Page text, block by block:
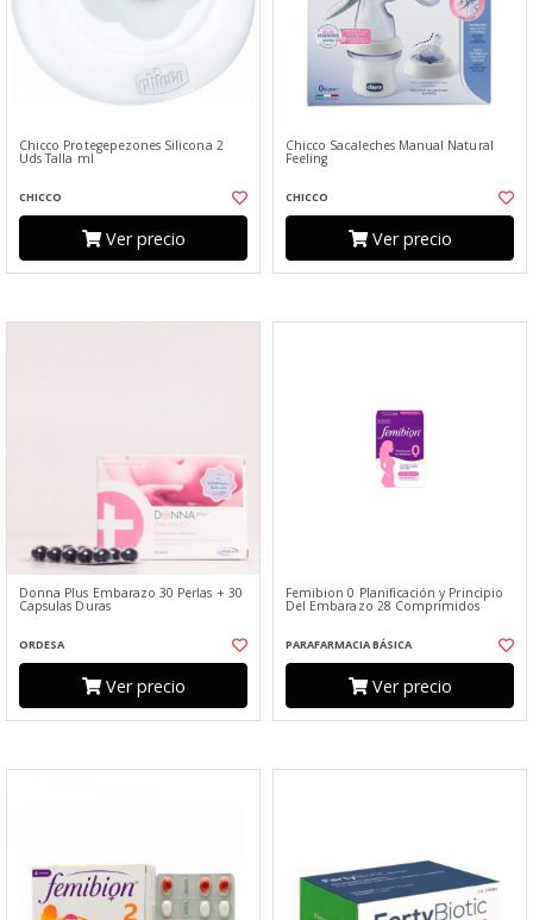
Chicco Protegepezones Silicona 2
Uds Talla ml
CHICCO
Ver precio
Chicco Sacaleches Manual Natural
Feeling
CHICCO
Ver precio
Donna Plus Embarazo 30 Perlas + 30
Capsulas Duras
ORDESA
Ver precio
Femibion 0 Planificación y Principio
Del Embarazo 28 Comprimidos
PARAFARMACIA BÁSICA
Ver precio